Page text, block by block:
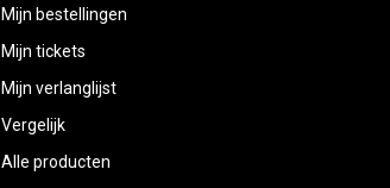
Mijn bestellingen
Mijn tickets
Mijn verlanglijst
Vergelijk
Alle producten